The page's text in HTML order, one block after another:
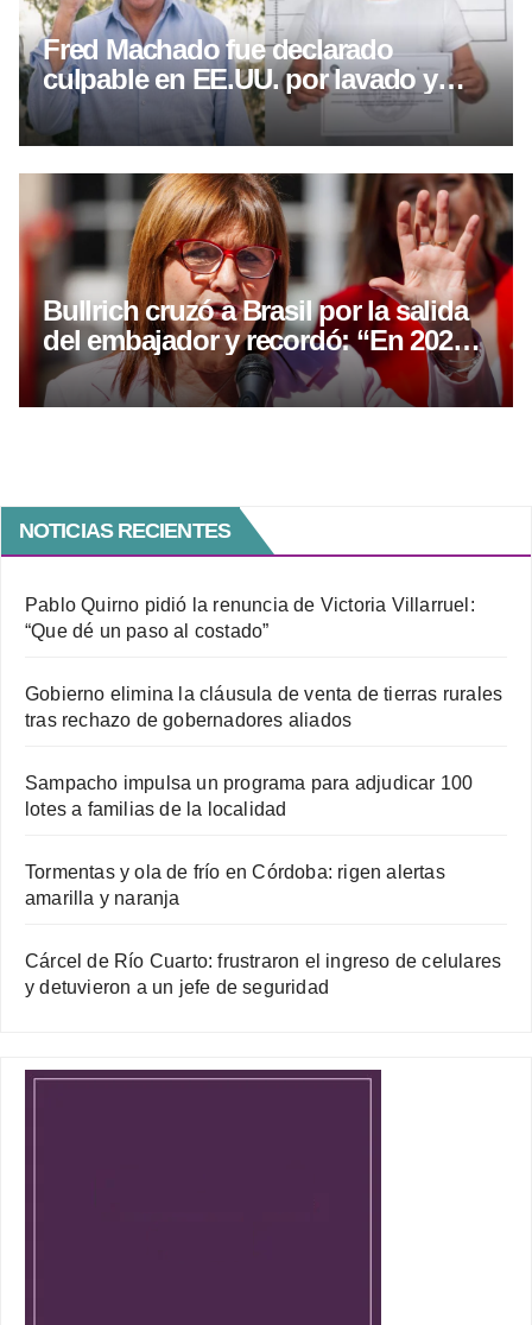
Fred Machado fue declarado
culpable en EE.UU. por lavado y
fraude
Bullrich cruzó a Brasil por la salida
del embajador y recordó: “En 2025,
Lula visitó a la presidiaria Kirchner”
NOTICIAS RECIENTES
Pablo Quirno pidió la renuncia de Victoria Villarruel:
“Que dé un paso al costado”
Gobierno elimina la cláusula de venta de tierras rurales
tras rechazo de gobernadores aliados
Sampacho impulsa un programa para adjudicar 100
lotes a familias de la localidad
Tormentas y ola de frío en Córdoba: rigen alertas
amarilla y naranja
Cárcel de Río Cuarto: frustraron el ingreso de celulares
y detuvieron a un jefe de seguridad